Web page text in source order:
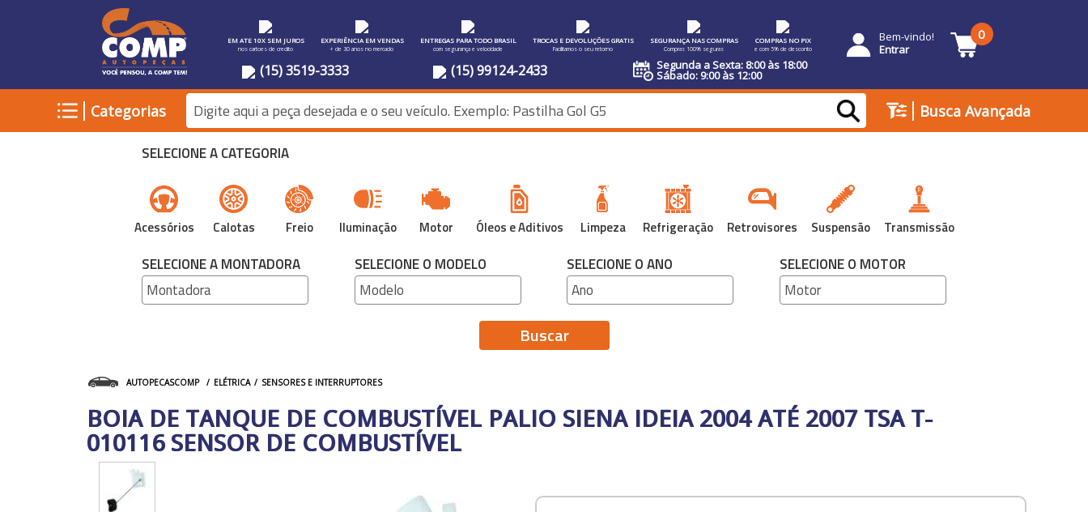
EM ATE 10X SEM JUROS
nos cartoes de credito
EXPERIÊNCIA EM VENDAS
+ de 30 anos no mercado
ENTREGAS PARA TODO BRASIL
com segurança e velocidade
TROCAS E DEVOLUÇÕES GRATIS
Facilitamos o seu retorno
SEGURANÇA NAS COMPRAS
Compras 100% seguras
COMPRAS NO PIX
e com 5% de desconto
(15) 3519-3333 (15) 99124-2433 Segunda a Sexta: 8:00 às 18:00
Sábado: 9:00 às 12:00
Bem-vindo!
Entrar
0
| Categorias | Busca Avançada
SELECIONE A CATEGORIA
Acessórios Calotas Freio Iluminação Motor Óleos e Aditivos Limpeza Refrigeração Retrovisores Suspensão Transmissão
SELECIONE A MONTADORA SELECIONE O MODELO SELECIONE O ANO SELECIONE O MOTOR
Buscar
AUTOPECASCOMP ELÉTRICA SENSORES E INTERRUPTORES
BOIA DE TANQUE DE COMBUSTÍVEL PALIO SIENA IDEIA 2004 ATÉ 2007 TSA T-
010116 SENSOR DE COMBUSTÍVEL